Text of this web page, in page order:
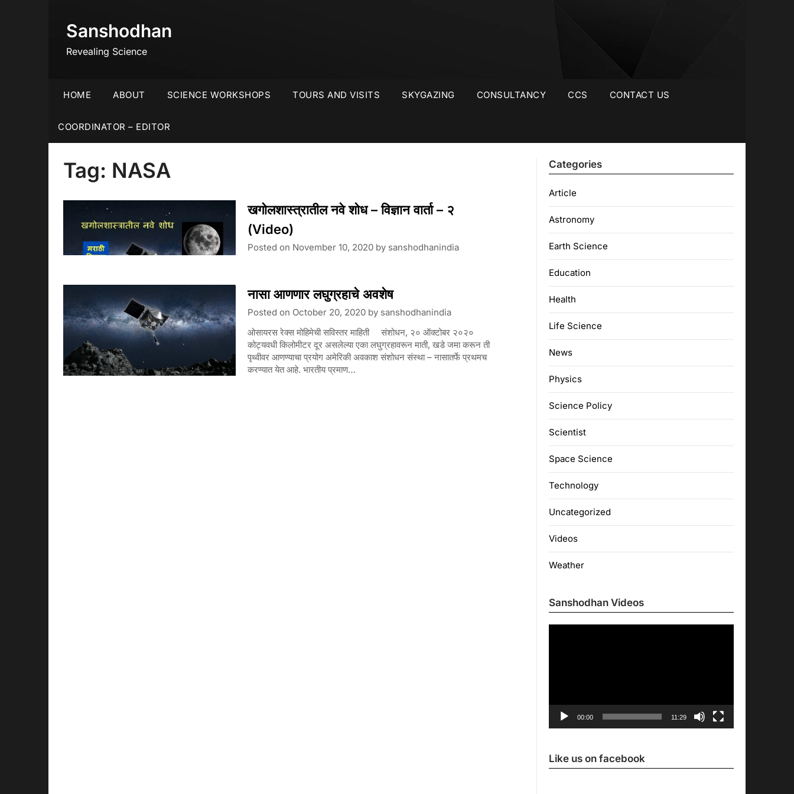
Sanshodhan
Revealing Science
HOME ABOUT SCIENCE WORKSHOPS TOURS AND VISITS SKYGAZING CONSULTANCY CCS CONTACT US
COORDINATOR – EDITOR
Tag: NASA
खगोलशास्त्रातील नवे शोध – विज्ञान वार्ता – २
(Video)
Posted on November 10, 2020by sanshodhanindia
नासा आणणार लघुग्रहाचे अवशेष
Posted on October 20, 2020by sanshodhanindia
ओसायरस रेक्स मोहिमेची सविस्तर माहिती संशोधन, २० ऑक्टोबर २०२०
कोट्यवधी किलोमीटर दूर असलेल्या एका लघुग्रहावरून माती, खडे जमा करून ती
पृथ्वीवर आणण्याचा प्रयोग अमेरिकी अवकाश संशोधन संस्था – नासातर्फे प्रथमच
करण्यात येत आहे. भारतीय प्रमाण…
Categories
Article
Astronomy
Earth Science
Education
Health
Life Science
News
Physics
Science Policy
Scientist
Space Science
Technology
Uncategorized
Videos
Weather
Sanshodhan Videos
Player
00:00 11:29
Like us on facebook